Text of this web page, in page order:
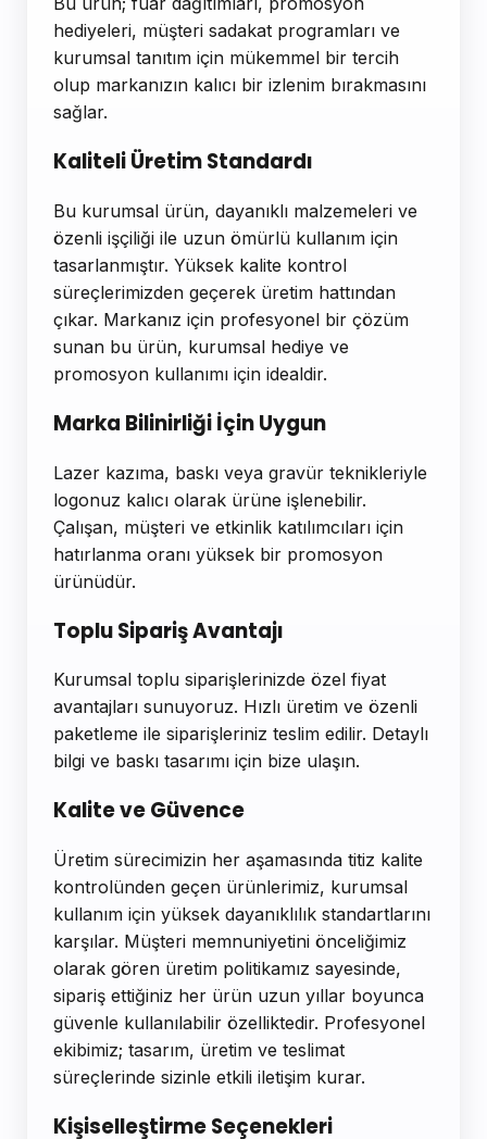
hediyeleri, müşteri sadakat programları ve
kurumsal tanıtım için mükemmel bir tercih
olup markanızın kalıcı bir izlenim bırakmasını
sağlar.
Kaliteli Üretim Standardı
Bu kurumsal ürün, dayanıklı malzemeleri ve
özenli işçiliği ile uzun ömürlü kullanım için
tasarlanmıştır. Yüksek kalite kontrol
süreçlerimizden geçerek üretim hattından
çıkar. Markanız için profesyonel bir çözüm
sunan bu ürün, kurumsal hediye ve
promosyon kullanımı için idealdir.
Marka Bilinirliği İçin Uygun
Lazer kazıma, baskı veya gravür teknikleriyle
logonuz kalıcı olarak ürüne işlenebilir.
Çalışan, müşteri ve etkinlik katılımcıları için
hatırlanma oranı yüksek bir promosyon
ürünüdür.
Toplu Sipariş Avantajı
Kurumsal toplu siparişlerinizde özel fiyat
avantajları sunuyoruz. Hızlı üretim ve özenli
paketleme ile siparişleriniz teslim edilir. Detaylı
bilgi ve baskı tasarımı için bize ulaşın.
Kalite ve Güvence
Üretim sürecimizin her aşamasında titiz kalite
kontrolünden geçen ürünlerimiz, kurumsal
kullanım için yüksek dayanıklılık standartlarını
karşılar. Müşteri memnuniyetini önceliğimiz
olarak gören üretim politikamız sayesinde,
sipariş ettiğiniz her ürün uzun yıllar boyunca
güvenle kullanılabilir özelliktedir. Profesyonel
ekibimiz; tasarım, üretim ve teslimat
süreçlerinde sizinle etkili iletişim kurar.
Kişiselleştirme Seçenekleri